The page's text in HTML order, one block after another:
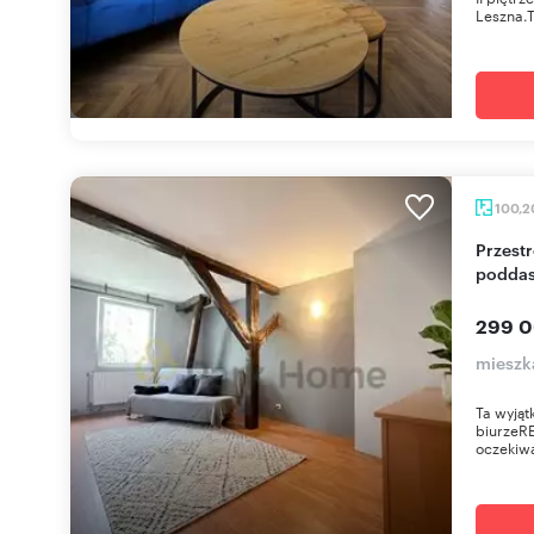
Przestronne 4-pokojowe mieszkanie na
299
Ta